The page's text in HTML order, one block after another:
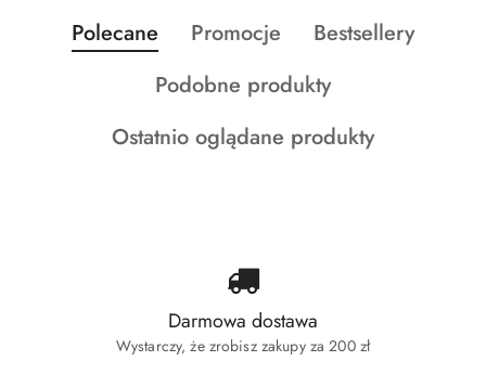
Pomiń karuzelę produktów
Produkty
o
Polecane
Produkty
statusie:
Promocje
Produkty
statusie:
Bestsellery
Produkty
statusie:
Podobne produkty
Produkty
Ostatnio oglądane produkty
Darmowa dostawa
Wystarczy, że zrobisz zakupy za 200 zł